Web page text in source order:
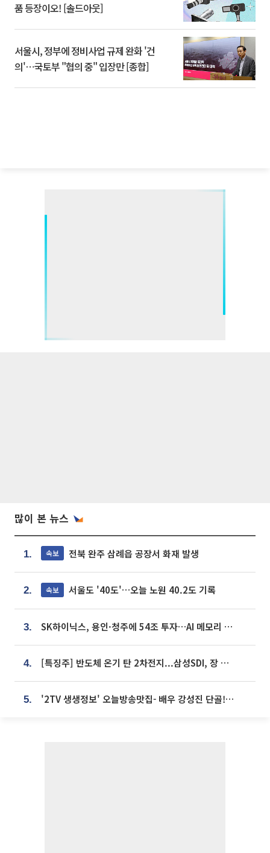
품 등장이오! [솔드아웃]
서울시, 정부에 정비사업 규제 완화 '건
의'⋯국토부 "협의 중" 입장만 [종합]
많이 본 뉴스
1. 속보 전북 완주 삼례읍 공장서 화재 발생
2. 속보 서울도 '40도'…오늘 노원 40.2도 기록
3. SK하이닉스, 용인·청주에 54조 투자…AI 메모리 생산기지 키운다
4. [특징주] 반도체 온기 탄 2차전지...삼성SDI, 장 초반 7% 넘게 껑충
5. '2TV 생생정보' 오늘방송맛집- 배우 강성진 단골! 쌀국수ㆍ푸팟퐁 커리 맛집 '블○○○'